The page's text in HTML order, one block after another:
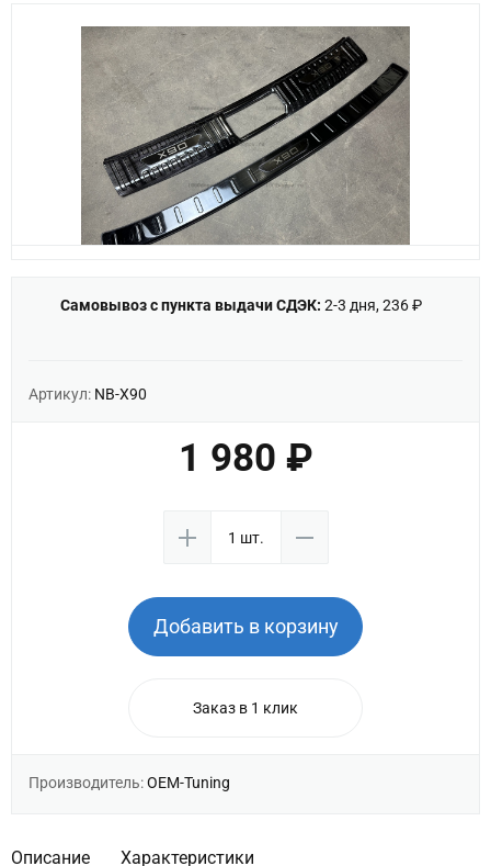
Самовывоз с пункта выдачи СДЭК: 2-3 дня, 236 ₽
Артикул: NB-X90
1 980 ₽
Добавить в корзину
Заказ в 1 клик
Производитель:OEM-Tuning
Описание Характеристики